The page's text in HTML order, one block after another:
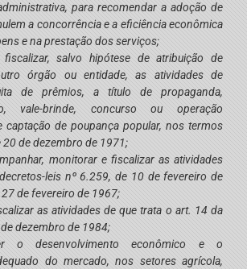
para recomendar a adoção de
a concorrência e a eficiência econômica
e na prestação dos serviços;
salvo hipótese de atribuição de
órgão ou entidade, as atividades de
de prêmios, a título de propaganda,
vale-brinde, concurso ou operação
captação de poupança popular, nos termos
20 de dezembro de 1971;
monitorar e fiscalizar as atividades
leis nº 6.259, de 10 de fevereiro de
27 de fevereiro de 1967;
as atividades de que trata o art. 14 da
dezembro de 1984;
o desenvolvimento econômico e o
do mercado, nos setores agrícola,